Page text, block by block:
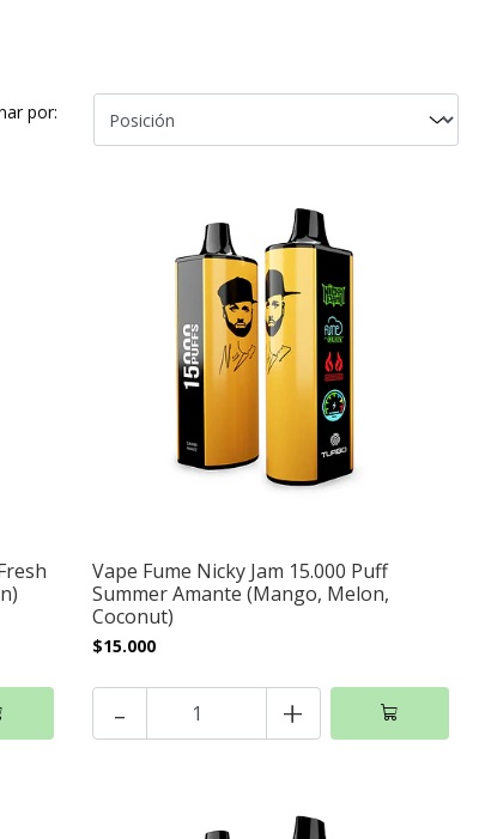
por:
Vape Fume Nicky Jam 15.000 Puff
Summer Amante (Mango, Melon,
Coconut)
$15.000
- +